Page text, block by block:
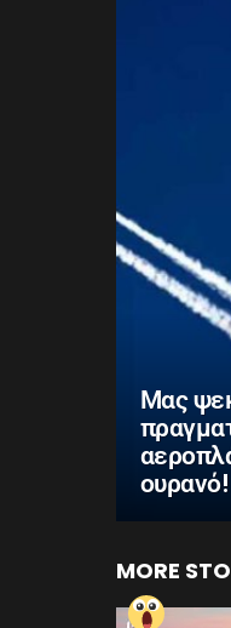
Μας
ουρανό!
MORE